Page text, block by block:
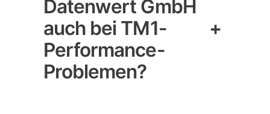
Datenwert GmbH
auch bei TM1-
Performance-
Problemen?
+